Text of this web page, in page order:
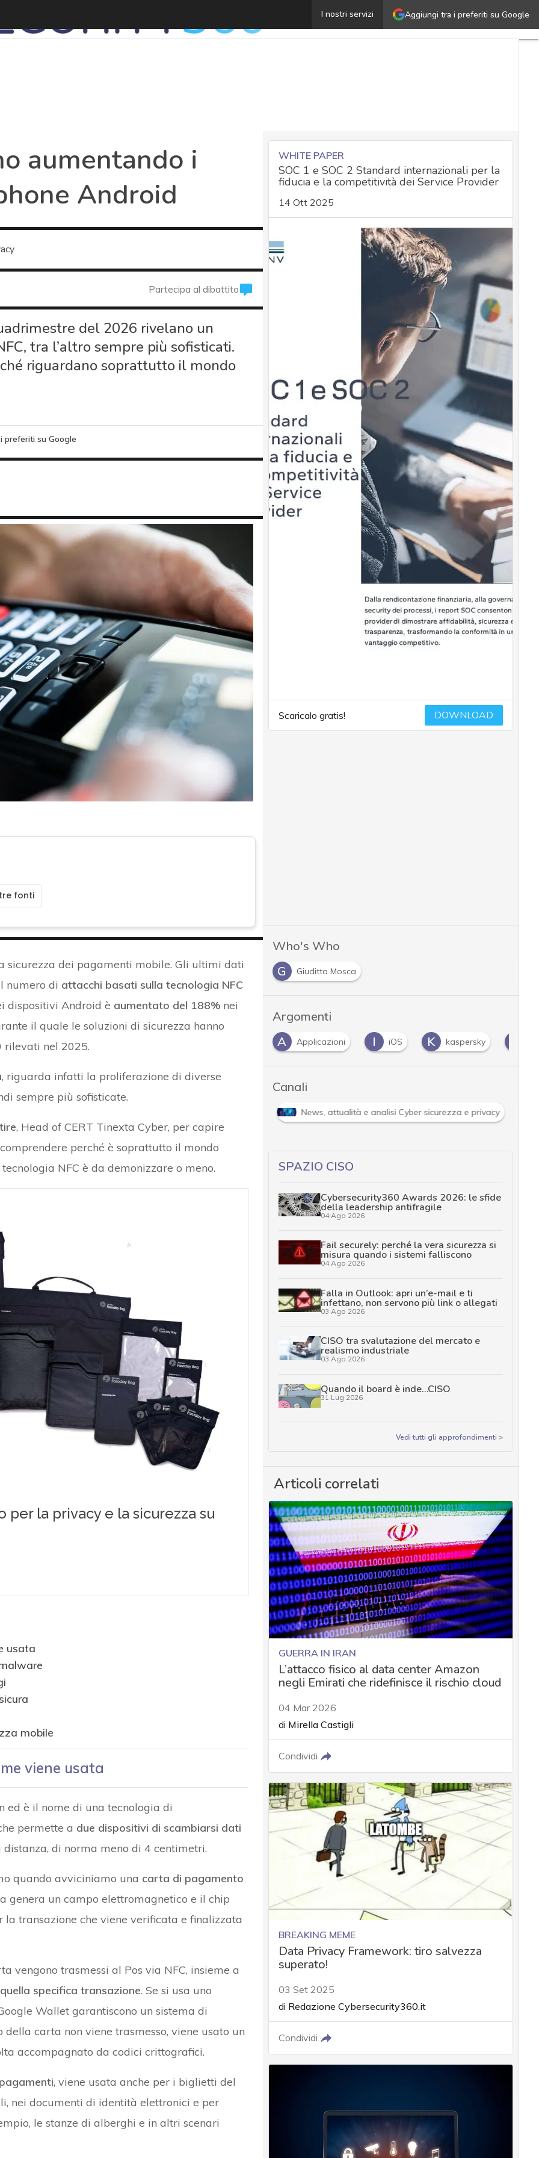
Aggiungi tra i preferiti su Google
I nostri servizi
Attacchi NFC, stanno aumentando i furti tramite
aumentando i
Android
Partecipa al dibattito
del 2026 rivelano un
tra l’altro sempre più sofisticati.
riguardano soprattutto il mondo
preferiti su Google
fonti
sicurezza dei pagamenti mobile. Gli ultimi dati
numero di attacchi basati sulla tecnologia NFC
dispositivi Android è aumentato del 188%nei
il quale le soluzioni di sicurezza hanno
rilevati nel 2025.
, riguarda infatti la proliferazione di diverse
sempre più sofisticate.
, Head of CERT Tinexta Cyber, per capire
perché è soprattutto il mondo
NFC è da demonizzare o meno.
usata
mobile
viene usata
ed è il nome di una tecnologia di
permette a due dispositivi di scambiarsi dati
di norma meno di 4 centimetri.
quando avviciniamo una carta di pagamento
genera un campo elettromagnetico e il chip
transazione che viene verificata e finalizzata
vengono trasmessi al Pos via NFC, insieme a
specifica transazione. Se si usa uno
Wallet garantiscono un sistema di
carta non viene trasmesso, viene usato un
accompagnato da codici crittografici.
, viene usata anche per i biglietti del
nei documenti di identità elettronici e per
le stanze di alberghi e in altri scenari
WHITE PAPER
SOC 1 e SOC 2 Standard internazionali per la
fiducia e la competitività dei Service Provider
14 Ott 2025
Scaricalo gratis! DOWNLOAD
Who's Who
G
Giuditta Mosca
Argomenti
A Applicazioni I iOS K kaspersky
Canali
News, attualità e analisi Cyber sicurezza e privacy
SPAZIO CISO
Cybersecurity360 Awards 2026: le sfide
della leadership antifragile
04 Ago 2026
Fail securely: perché la vera sicurezza si
misura quando i sistemi falliscono
04 Ago 2026
Falla in Outlook: apri un’e-mail e ti
infettano, non servono più link o allegati
03 Ago 2026
CISO tra svalutazione del mercato e
realismo industriale
03 Ago 2026
Quando il board è inde…CISO
31 Lug 2026
Vedi tutti gli approfondimenti >
Articoli correlati
GUERRA IN IRAN
L’attacco fisico al data center Amazon
negli Emirati che ridefinisce il rischio cloud
04 Mar 2026
di Mirella Castigli
Condividi
BREAKING MEME
Data Privacy Framework: tiro salvezza
superato!
03 Set 2025
di Redazione Cybersecurity360.it
Condividi